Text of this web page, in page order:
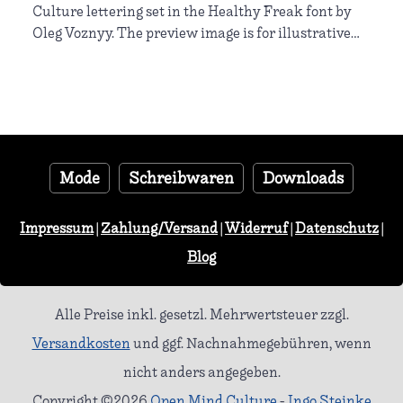
Culture lettering set in the Healthy Freak font by
Oleg Voznyy. The preview image is for illustrative
default language (German) to verify fallback
functionality for untranslated content.
Mode Schreibwaren Downloads
Impressum|Zahlung/Versand|Widerruf|Datenschutz|
Blog
Alle Preise inkl. gesetzl. Mehrwertsteuer zzgl.
Versandkostenund ggf. Nachnahmegebühren, wenn
nicht anders angegeben.